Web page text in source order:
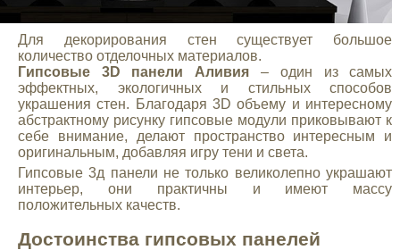
Для декорирования стен существует большое
количество отделочных материалов.
Гипсовые 3D панели Аливия – один из самых
эффектных, экологичных и стильных способов
украшения стен. Благодаря 3D объему и интересному
абстрактному рисунку гипсовые модули приковывают к
себе внимание, делают пространство интересным и
оригинальным, добавляя игру тени и света.
Гипсовые 3д панели не только великолепно украшают
интерьер, они практичны и имеют массу
положительных качеств.
Достоинства гипсовых панелей
УАЗ
Дополнительные товары